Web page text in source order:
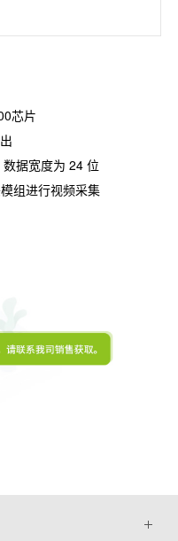
芯片
据宽度为 24 位
组进行视频采集